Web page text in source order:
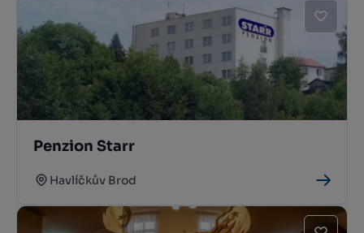
Penzion Starr
Havlíčkův Brod